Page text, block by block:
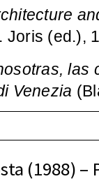
Joris (ed.),
las
Venezia
(1988) –